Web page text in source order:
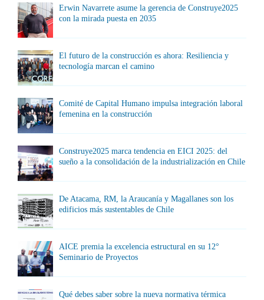
Erwin Navarrete asume la gerencia de Construye2025
con la mirada puesta en 2035
El futuro de la construcción es ahora: Resiliencia y
tecnología marcan el camino
Comité de Capital Humano impulsa integración laboral
femenina en la construcción
Construye2025 marca tendencia en EICI 2025: del
sueño a la consolidación de la industrialización en Chile
De Atacama, RM, la Araucanía y Magallanes son los
edificios más sustentables de Chile
AICE premia la excelencia estructural en su 12°
Seminario de Proyectos
Qué debes saber sobre la nueva normativa térmica